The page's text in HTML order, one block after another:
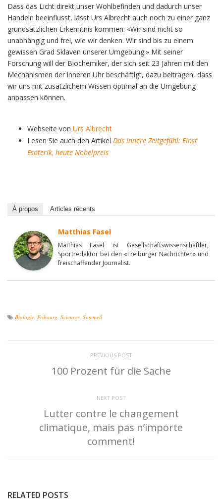
Dass das Licht direkt unser Wohlbefinden und dadurch unser
Handeln beeinflusst, lässt Urs Albrecht auch noch zu einer ganz
grundsätzlichen Erkenntnis kommen: «Wir sind nicht so
unabhängig und frei, wie wir denken. Wir sind bis zu einem
gewissen Grad Sklaven unserer Umgebung.» Mit seiner
Forschung will der Biochemiker, der sich seit 23 Jahren mit den
Mechanismen der inneren Uhr beschäftigt, dazu beitragen, dass
wir uns mit zusätzlichem Wissen optimal an die Umgebung
anpassen können.
Webseite von Urs Albrecht
Lesen Sie auch den Artikel Das innere Zeitgefühl: Einst
Esoterik, heute Nobelpreis
À propos Articles récents
Matthias Fasel
Matthias Fasel ist Gesellschaftswissenschaftler,
Sportredaktor bei den «Freiburger Nachrichten» und
freischaffender Journalist.
Biologie Fribourg Sciences Sommeil
PREVIOUS POST
100 Prozent für die Sache
NEXT POST
Lutter contre le changement
climatique, mais pas n’importe
comment!
RELATED POSTS